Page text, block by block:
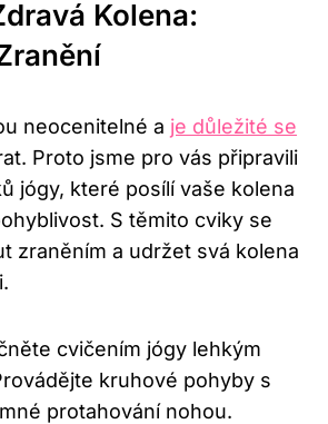
Kolena:
neocenitelné a je důležité se
Proto jsme pro vás připravili
jógy, které posílí vaše kolena
S těmito cviky se
zraněním a udržet svá kolena
cvičením jógy lehkým
kruhové pohyby s
protahování nohou.